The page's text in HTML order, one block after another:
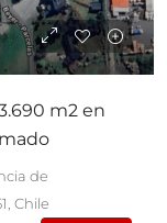
m2 en
de
Chile